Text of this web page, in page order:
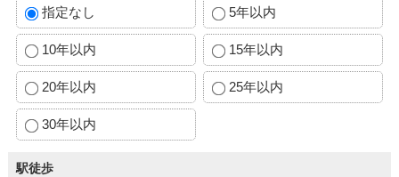
指定なし 5年以内
10年以内 15年以内
20年以内 25年以内
30年以内
駅徒歩